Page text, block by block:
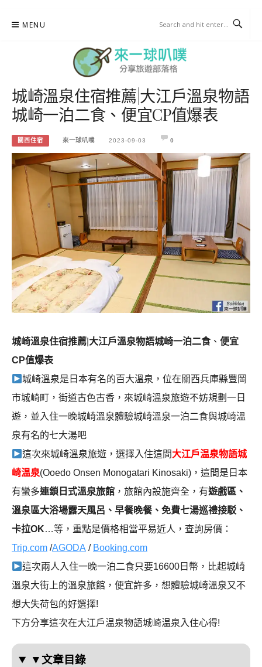
MENU
來一球叭噗
分享日本自助部落格
城崎溫泉住宿推薦|大江戶溫泉物語
城崎一泊二食、便宜CP值爆表
關西住宿 來一球叭噗 2023-09-03 0
城崎溫泉住宿推薦 大江戶溫泉物語城崎一泊二食、 便宜
CP值爆表
城崎溫泉是日本有名的百大溫泉，位在關西兵庫縣豐岡
市城崎町，街道古色古香，來城崎溫泉旅遊不妨規劃一日
遊，並入住一晚城崎溫泉體驗城崎溫泉一泊二食與城崎溫
泉有名的七大湯吧
這次來城崎溫泉旅遊，選擇入住這間大江戶温泉物語城
崎温泉(Ooedo Onsen Monogatari Kinosaki)，這間是日本
有蠻多連鎖日式溫泉旅館 ，旅館內設施齊全，有遊戲區、
溫泉區大浴場露天風呂、早餐晚餐、免費七湯巡禮接駁、
卡拉OK…等，重點是價格相當平易近人 ，查詢房價：
Trip.com /AGODA / Booking.com
這次兩人入住一晚一泊二食只要16600日幣，比起城崎
溫泉大街上的溫泉旅館，便宜許多，想體驗城崎溫泉又不
想大失荷包的好選擇!
下方分享這次在大江戶温泉物語城崎温泉入住心得!
▼文章目錄